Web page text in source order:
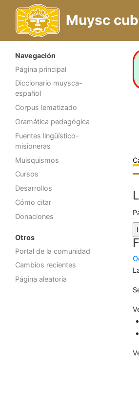
Muysc
Navegación
Página principal
Diccionario muysca-
español
Corpus lematizado
Gramática pedagógica
Fuentes lingüístico-
misioneras
Muisquismos
Cursos
Desarrollos
Cómo citar
Donaciones
Otros
Portal de la comunidad
Cambios recientes
Página aleatoria